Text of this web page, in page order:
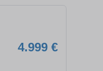
4.999 €